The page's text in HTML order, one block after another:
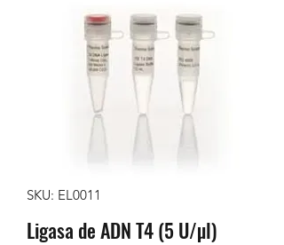
SKU: EL0011
Ligasa de ADN T4 (5 U/µl)